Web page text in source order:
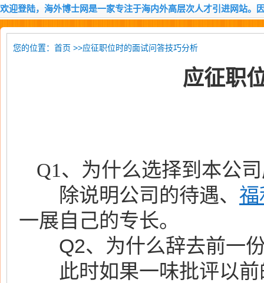
欢迎登陆，海外博士网是一家专注于海内外高层次人才引进网站。
您的位置： 首页 >>应征职位时的面试问答技巧分析
应征职
Q1、为什么选择到本公
除说明公司的待遇、 福
一展自己的专长。
Q2、为什么辞去前一
此时如果一味批评以前